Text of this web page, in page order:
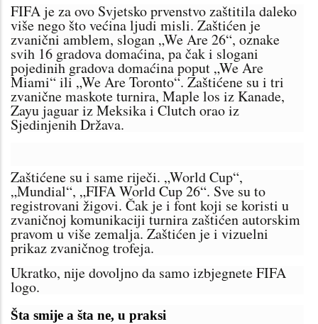
FIFA je za ovo Svjetsko prvenstvo zaštitila daleko
više nego što većina ljudi misli. Zaštićen je
zvanični amblem, slogan „We Are 26“, oznake
svih 16 gradova domaćina, pa čak i slogani
pojedinih gradova domaćina poput „We Are
Miami“ ili „We Are Toronto“. Zaštićene su i tri
zvanične maskote turnira, Maple los iz Kanade,
Zayu jaguar iz Meksika i Clutch orao iz
Sjedinjenih Država.
Zaštićene su i same riječi. „World Cup“,
„Mundial“, „FIFA World Cup 26“. Sve su to
registrovani žigovi. Čak je i font koji se koristi u
zvaničnoj komunikaciji turnira zaštićen autorskim
pravom u više zemalja. Zaštićen je i vizuelni
prikaz zvaničnog trofeja.
Ukratko, nije dovoljno da samo izbjegnete FIFA
logo.
Šta smije a šta ne, u praksi